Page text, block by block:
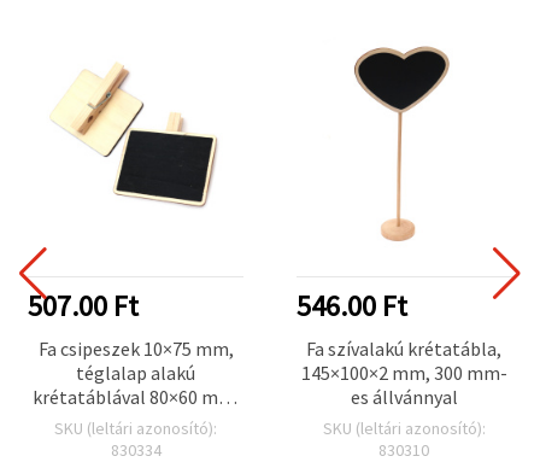
507.00 Ft
Fa csipeszek 10×75 mm,
téglalap alakú
krétatáblával 80×60 mm,
fekete – 2 db
SKU (leltári azonosító):
830334
546.00 Ft
Fa szívalakú krétatábla,
145×100×2 mm, 300 mm-
es állvánnyal
SKU (leltári azonosító):
830310